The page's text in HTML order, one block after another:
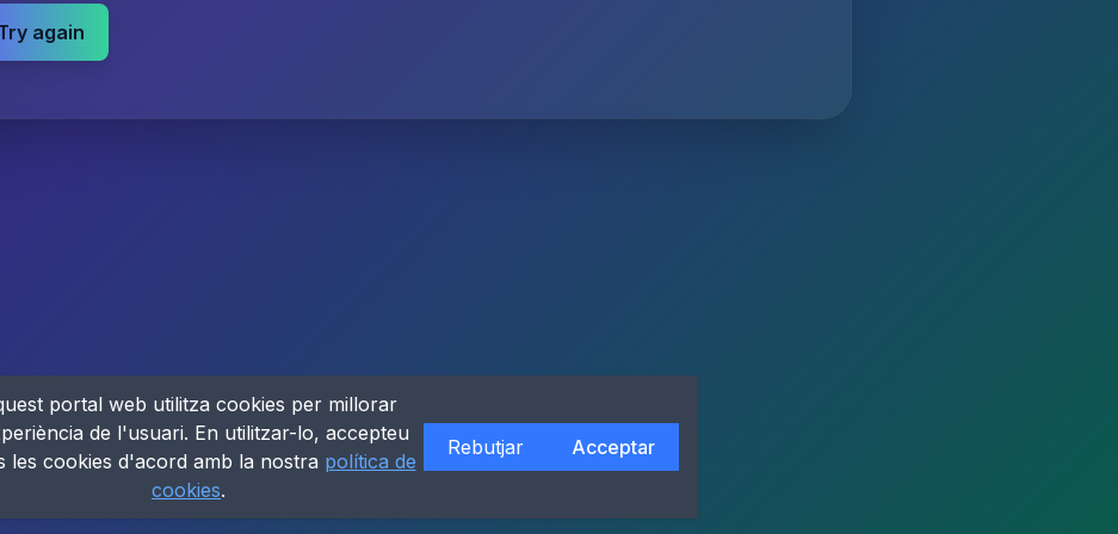
again
portal web utilitza cookies per millorar
de l'usuari. En utilitzar-lo, accepteu
les cookies d'acord amb la nostra política de
cookies.
Rebutjar Acceptar